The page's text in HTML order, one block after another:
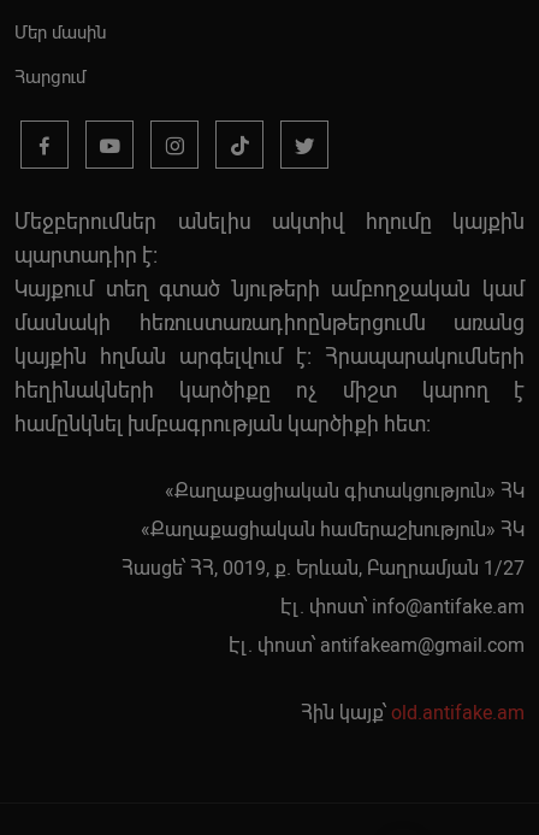
Մեր մասին
Հարցում
Մեջբերումներ անելիս ակտիվ հղումը կայքին
պարտադիր է:
Կայքում տեղ գտած նյութերի ամբողջական կամ
մասնակի հեռուստառադիոընթերցումն առանց
կայքին հղման արգելվում է: Հրապարակումների
հեղինակների կարծիքը ոչ միշտ կարող է
համընկնել խմբագրության կարծիքի հետ:
«Քաղաքացիական գիտակցություն» ՀԿ
«Քաղաքացիական համերաշխություն» ՀԿ
Հասցե՝ ՀՀ, 0019, ք. Երևան, Բաղրամյան 1/27
Էլ. փոստ՝ info@antifake.am
Էլ. փոստ՝ antifakeam@gmail.com
Հին կայք՝ old.antifake.am